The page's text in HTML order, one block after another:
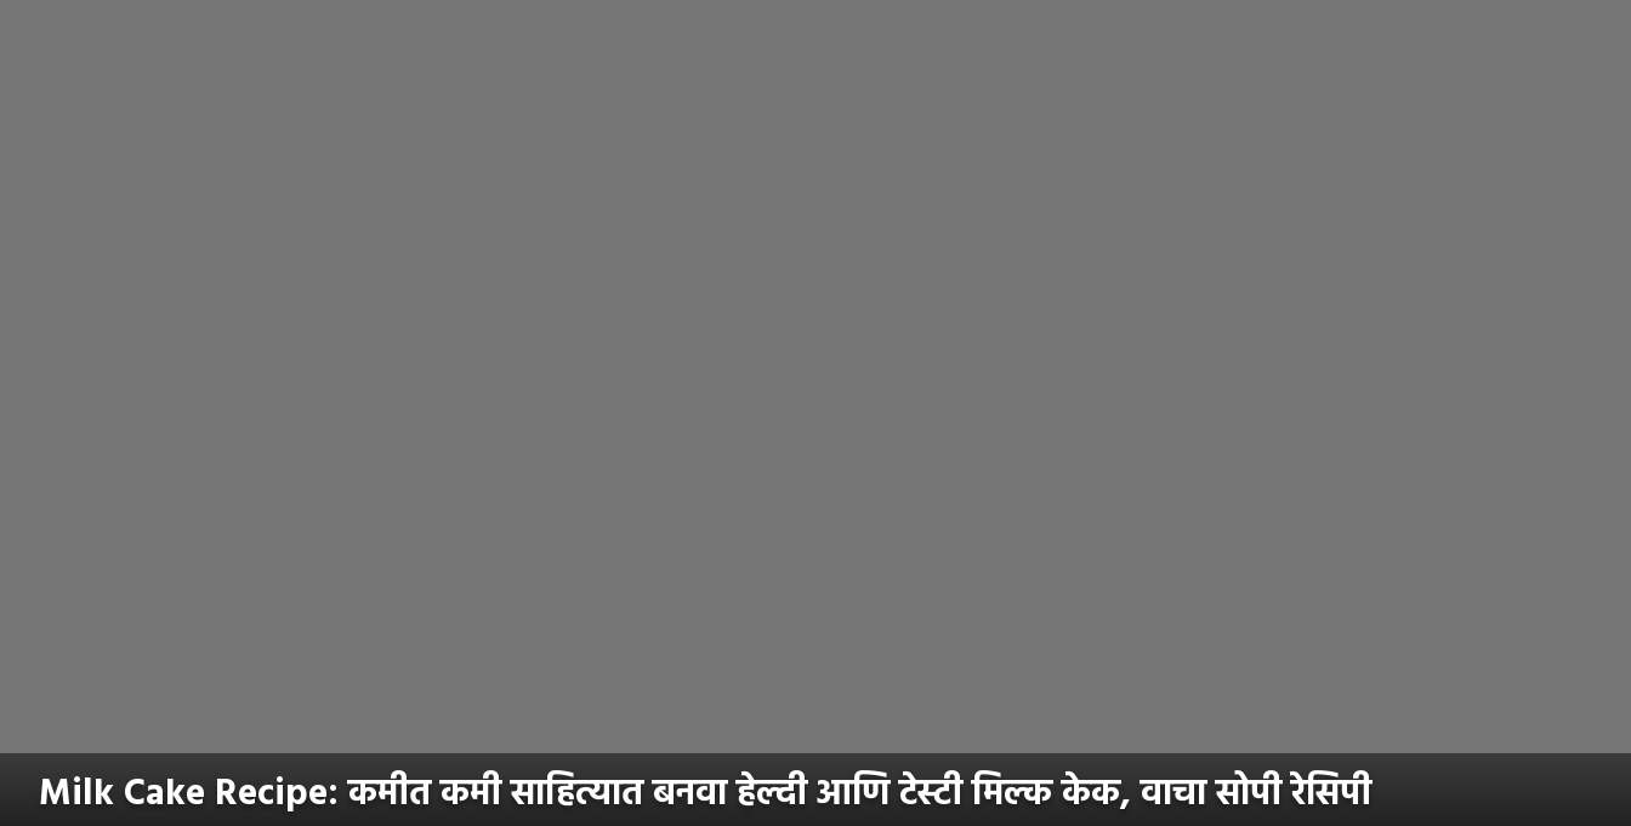
Milk Cake Recipe: कमीत कमी साहित्यात बनवा हेल्दी आणि टेस्टी मिल्क केक, वाचा सोपी रेसिपी